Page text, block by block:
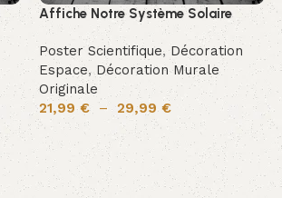
Affiche Notre Système Solaire
Poster Scientifique,Décoration
Espace,Décoration Murale
Originale
21,99€ – 29,99€